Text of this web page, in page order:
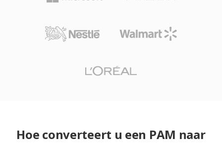
Hoe converteert u een PAM naar